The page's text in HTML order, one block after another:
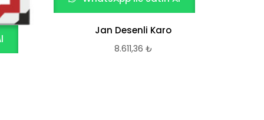
Jan Desenli Karo
8.611,36 ₺